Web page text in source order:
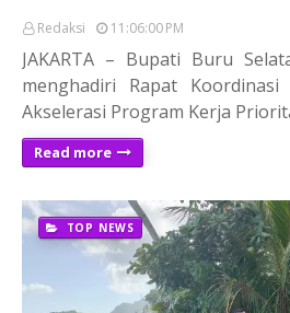
Redaksi 11:06:00 PM
JAKARTA – Bupati Buru
menghadiri Rapat Koordinasi
Akselerasi Program Kerja
Read more
TOP NEWS